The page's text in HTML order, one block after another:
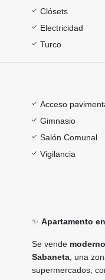
Clósets
Electricidad
Turco
Acceso
Gimnasio
Salón Comunal
Vigilancia
✨ Apartamento
Se vende
Sabaneta , una
supermercados,